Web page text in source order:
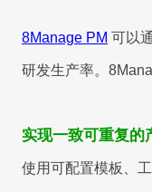
8Manage PM 可以
研发生产率。
实现一致可重复的
使用可配置模板、